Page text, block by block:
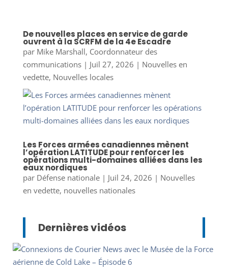
De nouvelles places en service de garde
ouvrent à la SCRFM de la 4e Escadre
par Mike Marshall, Coordonnateur des
communications| Juil 27, 2026 | Nouvelles en
vedette, Nouvelles locales
Les Forces armées canadiennes mènent
l’opération LATITUDE pour renforcer les
opérations multi-domaines alliées dans les
eaux nordiques
par Défense nationale| Juil 24, 2026 | Nouvelles
en vedette, nouvelles nationales
Dernières vidéos